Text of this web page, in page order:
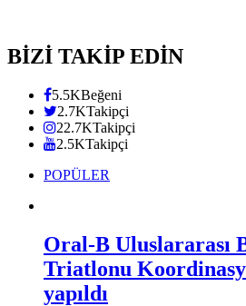
BİZİ TAKİP EDİN
5.5KBeğeni
2.7KTakipçi
22.7KTakipçi
2.5KTakipçi
POPÜLER
Oral-B Uluslararası
Triatlonu
yapıldı